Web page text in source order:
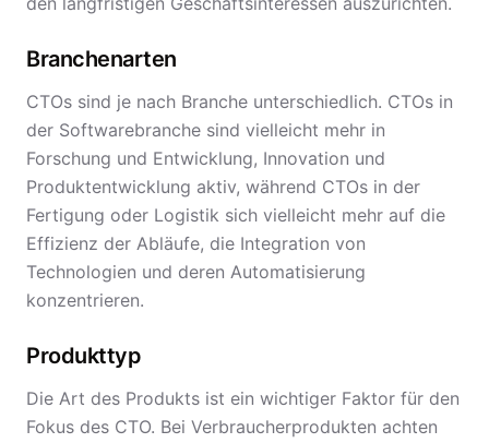
Branchenarten
CTOs sind je nach Branche unterschiedlich. CTOs in
der Softwarebranche sind vielleicht mehr in
Forschung und Entwicklung, Innovation und
Produktentwicklung aktiv, während CTOs in der
Fertigung oder Logistik sich vielleicht mehr auf die
Effizienz der Abläufe, die Integration von
Technologien und deren Automatisierung
konzentrieren.
Produkttyp
Die Art des Produkts ist ein wichtiger Faktor für den
Fokus des CTO. Bei Verbraucherprodukten achten